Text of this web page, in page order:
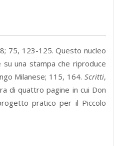
75, 123-125. Questo nucleo
una stampa che riproduce
Milanese; 115, 164. Scritti,
di quattro pagine in cui Don
pratico per il Piccolo